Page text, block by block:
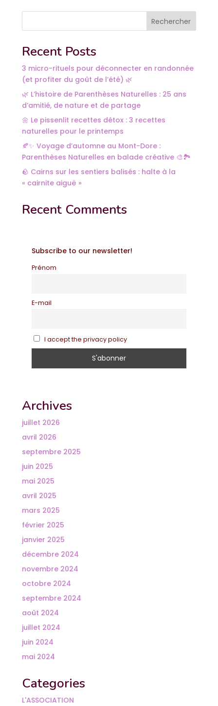
Rechercher
Recent Posts
3 micro-rituels pour déconnecter en randonnée
(et profiter du goût de l’été) 🌿
🌿 L’histoire de Parenthèses Naturelles : 25 ans
d’amitié, de nature et de partage
🌼 Le pissenlit recettes détox : 3 recettes
naturelles pour le printemps
🍂✨ Voyage d’automne au Mont-Dore :
Parenthèses Naturelles en balade créative 🎨🏞️
🪨 Cairns sur les sentiers balisés : halte à la
« cairnite aiguë »
Recent Comments
Subscribe to our newsletter!
Prénom
E-mail
I accept the privacy policy
Archives
juillet 2026
avril 2026
septembre 2025
juin 2025
mai 2025
avril 2025
mars 2025
février 2025
janvier 2025
décembre 2024
novembre 2024
octobre 2024
septembre 2024
août 2024
juillet 2024
juin 2024
mai 2024
Categories
L'ASSOCIATION